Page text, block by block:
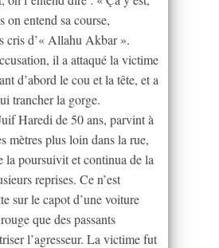
on entend sa course,
cris d’« Allahu Akbar ».
il a attaqué la victime
d’abord le cou et la tête, et a
trancher la gorge.
Haredi de 50 ans, parvint à
mètres plus loin dans la rue,
la poursuivit et continua de la
reprises. Ce n’est
sur le capot d’une voiture
que des passants
l’agresseur. La victime fut